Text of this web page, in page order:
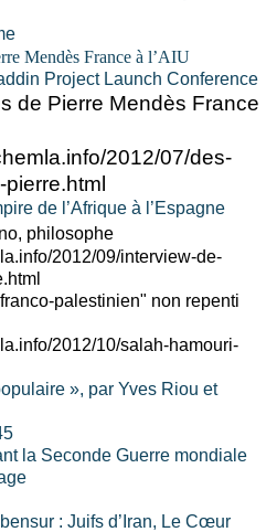
Mendès France à l’AIU
Project Launch Conference
de Pierre Mendès France
2012/07/des-
de l’Afrique à l’Espagne
philosophe
2012/09/interview-de-
palestinien" non repenti
2012/10/salah-hamouri-
», par Yves Riou et
la Seconde Guerre mondiale
: Juifs d’Iran, Le Cœur